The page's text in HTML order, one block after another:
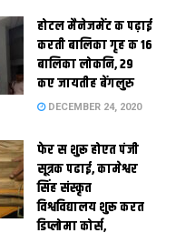
होटल मैनेजमेंट क पढ़ाई
करती बालिका गृह क 16
बालिका लोकनि, 29
कए जायतीह बेंगलुरु
DECEMBER 24, 2020
फेर स शुरू होएत पंजी
सूत्रक पढाई, कामेश्वर
सिंह संस्कृत
विश्वविद्यालय शुरू करत
डिप्लोमा कोर्स,